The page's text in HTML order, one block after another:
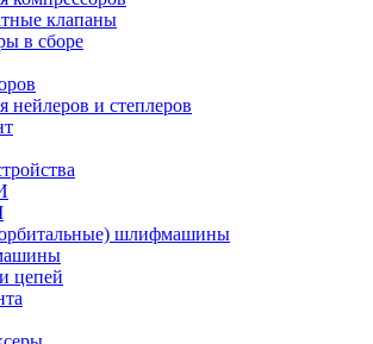
клапаны
в сборе
нейлеров и степлеров
шлифмашины
цепей